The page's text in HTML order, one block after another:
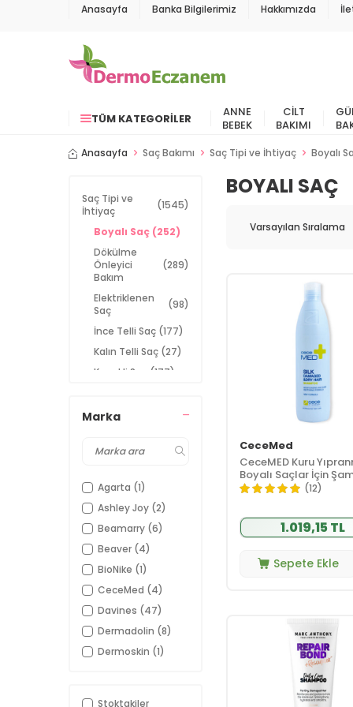
Anasayfa Banka Bilgilerimiz Hakkımızda
TÜM KATEGORILER
ANNE
BEBEK
CILT
BAKIMI
Anasayfa Saç Bakımı Saç Tipi ve İhtiyaç Boyalı
Saç Tipi ve
İhtiyaç
(1545)
Boyalı Saç (252)
Dökülme
Önleyici
Bakım
(289)
Elektriklenen
Saç
(98)
İnce Telli Saç (177)
Kalın Telli Saç (27)
Kepekli Saç
(177)
Kıvırcık Saç
Normal Saç
(439)
Yıpranmış
Saç
(403)
Marka
Agarta (1)
Ashley Joy (2)
Beamarry (6)
Beaver (4)
BioNike (1)
CeceMed (4)
Davines (47)
Dermadolin (8)
Dermoskin (1)
Stoktakiler
BOYALI SAÇ
CeceMed
CeceMED Kuru
Boyalı Saçlar İçin
300 ml
(12)
1.019,15 TL
Sepete Ekle